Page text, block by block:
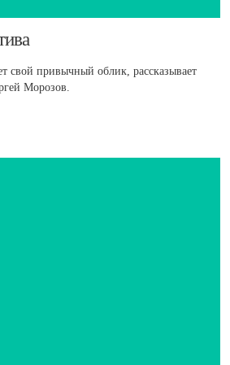
свой привычный облик, рассказывает
Морозов.